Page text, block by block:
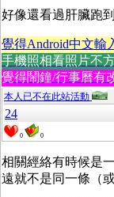
好像還看過肝臟跑
覺得Android中文輸
手機照相看照片不
覺得鬧鐘/行事曆有
本人已不在此站活動
24
0 0
相關經絡有時候是
遠就不是同一條（